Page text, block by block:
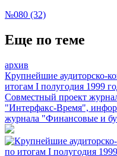
№080 (32)
Еще по теме
архив
Крупнейшие аудиторско-
итогам I полугодия 1999
Совместный проект
"Интерфакс-Время",
журнала "Финансовые и